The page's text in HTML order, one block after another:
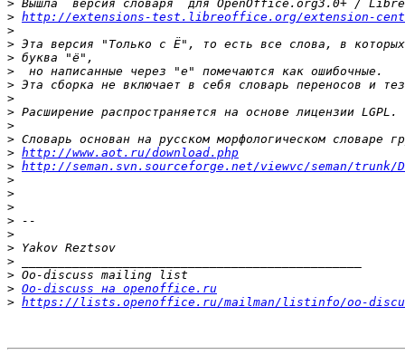
>
> http://extensions-test.libreoffice.org/extension-
>
>
>
>
>
>
>
>
>
> http://www.aot.ru/download.php
> http://seman.svn.sourceforge.net/viewvc/seman/trunk/
>
>
>
>
>
>
>
>
> Oo-discuss на openoffice.ru
> https://lists.openoffice.ru/mailman/listinfo/oo-